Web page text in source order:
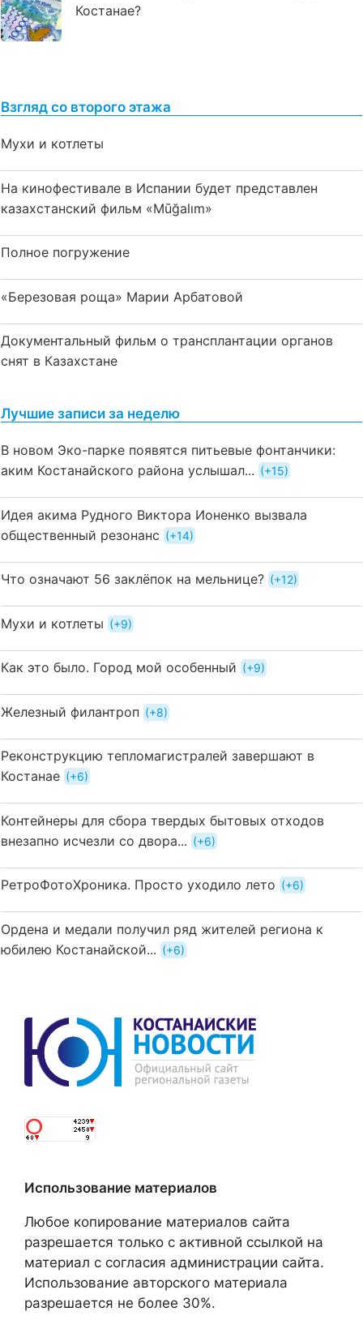
Костанае?
Взгляд со второго этажа
Мухи и котлеты
На кинофестивале в Испании будет представлен
казахстанский фильм «Mūğalım»
Полное погружение
«Березовая роща» Марии Арбатовой
Документальный фильм о трансплантации органов
снят в Казахстане
Лучшие записи за неделю
В новом Эко-парке появятся питьевые фонтанчики:
аким Костанайского района услышал...
+15
Идея акима Рудного Виктора Ионенко вызвала
общественный резонанс
+14
Что означают 56 заклёпок на мельнице? +12
Мухи и котлеты +9
Как это было. Город мой особенный +9
Железный филантроп +8
Реконструкцию тепломагистралей завершают в
Костанае
+6
Контейнеры для сбора твердых бытовых отходов
внезапно исчезли со двора...
+6
РетроФотоХроника. Просто уходило лето +6
Ордена и медали получил ряд жителей региона к
юбилею Костанайской...
+6
Использование материалов
Любое копирование материалов сайта
разрешается только с активной ссылкой на
материал с согласия администрации сайта.
Использование авторского материала
разрешается не более 30%.